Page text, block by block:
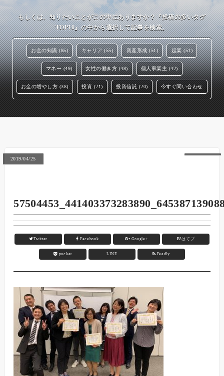
もしくは、知りたいことがこの中にありますか？『投稿の多いタグ
TOP10』の中から選択して記事を検索。
お金の知識 (85) キャリア (55) 資産形成 (51) 起業 (51)
マネー (49) 女性の働き方 (48) 個人事業主 (42)
お金の増やし方 (38) 投資 (21) 投資信託 (20) 今すぐ問い合わせ
2019/04/25
Twitter Facebook Google+ B!はてブ
pocket LINE Feedly